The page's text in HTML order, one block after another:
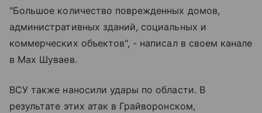
"Большое количество поврежденных домов,
административных зданий, социальных и
коммерческих объектов", - написал в своем канале
в Max Шуваев.
ВСУ также наносили удары по области. В
результате этих атак в Грайворонском,